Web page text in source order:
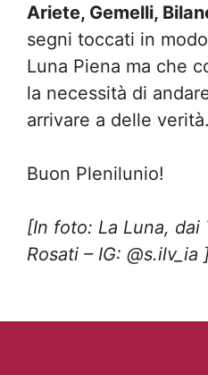
Ariete, Gemelli,
segni toccati in modo
Luna Piena ma che
la necessità di
arrivare a delle verità.
Buon Plenilunio!
[In foto: La Luna, dai
Rosati – IG: @s.ilv_ia